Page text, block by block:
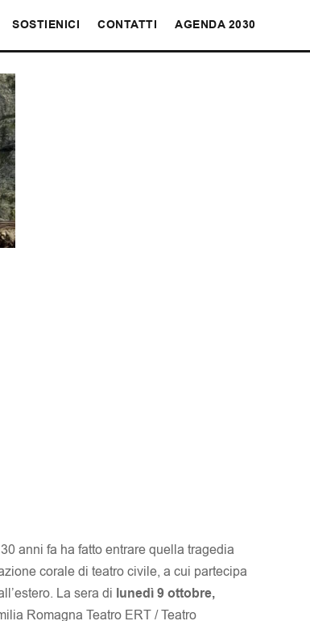
SOSTIENICI CONTATTI AGENDA 2030
anni fa ha fatto entrare quella tragedia
corale di teatro civile, a cui partecipa
La sera di lunedì 9 ottobre,
Romagna Teatro ERT / Teatro